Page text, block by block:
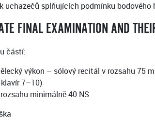
uchazečů splňujících podmínku bodového
FINAL EXAMINATION AND
částí:
výkon – sólový recitál v rozsahu 75
7–10)
minimálně 40 NS